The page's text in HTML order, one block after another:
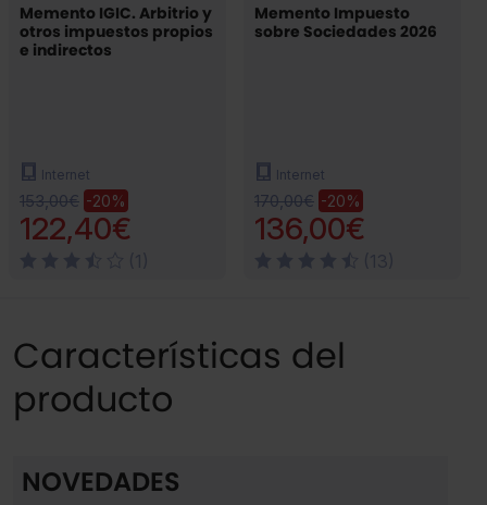
Memento IGIC. Arbitrio y
otros impuestos propios
e indirectos
Internet
153,00€ -20%
122,40€
Memento Impuesto
sobre Sociedades 2026
Internet
170,00€ -20%
136,00€
Características del
producto
NOVEDADES